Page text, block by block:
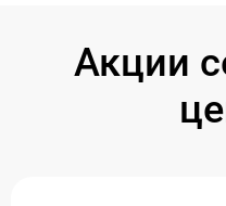
Акции